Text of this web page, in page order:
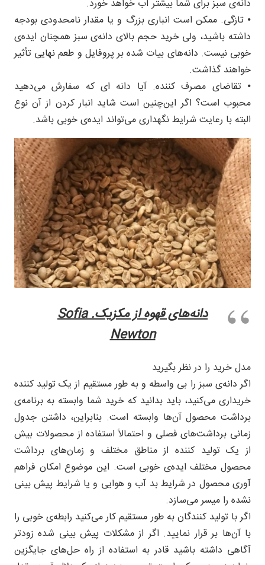
دانه‌ی سبز برای شما بیشتر آب خواهد خورد.
⦁ تازگی. ممکن است انباری بزرگ و یا مقدار نامحدودی بودجه
داشته باشید، ولی خرید حجم بالای دانه‌ی سبز همچنان ایده‌ی
خوبی نیست. دانه‌های بیات شده بر پروفایل و طعم نهایی تأثیر
خواهند گذاشت.
⦁ تقاضای مصرف کننده. آیا دانه ای که سفارش می‌دهید
محبوب است؟ اگر این‌چنین است شاید انبار کردن از آن نوع
البته با رعایت شرایط نگهداری می‌تواند ایده‌ی خوبی باشد.
دانه‌های قهوه از مکزیک. Sofia
Newton
مدل خرید را در نظر بگیرید
اگر دانه‌ی سبز را بی واسطه و به طور مستقیم از یک تولید کننده
خریداری می‌کنید، باید بدانید که خرید شما وابسته به برنامه‌ی
برداشت محصول آن‌ها وابسته است. بنابراین، داشتن جدول
زمانی برداشت‌های فصلی و احتمالاً استفاده از محصولات بیش
از یک تولید کننده از مناطق مختلف و زمان‌های برداشت
محصول مختلف ایده‌ی خوبی است. این موضوع امکان فراهم
آوری محصول در شرایط بد آب و هوایی و یا شرایط پیش بینی
نشده را میسر می‌سازد.
اگر با تولید کنندگان به طور مستقیم کار می‌کنید رابطه‌ی خوبی را
با آن‌ها بر قرار نمایید. اگر از مشکلات پیش بینی شده زودتر
آگاهی داشته باشید قادر به استفاده از راه حل‌های جایگزین